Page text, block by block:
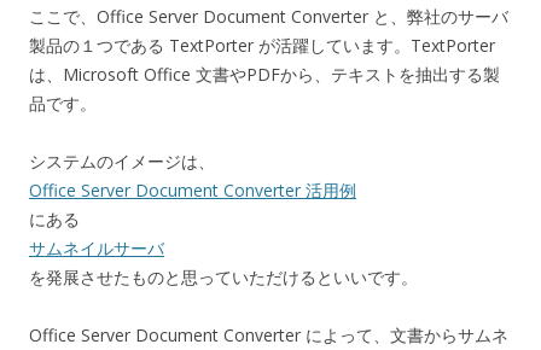
ここで、Office Server Document Converter と、弊社のサーバ
製品の１つである TextPorter が活躍しています。TextPorter
は、Microsoft Office 文書やPDFから、テキストを抽出する製
品です。
システムのイメージは、
Office Server Document Converter 活用例
にある
サムネイルサーバ
を発展させたものと思っていただけるといいです。
Office Server Document Converter によって、文書からサムネ